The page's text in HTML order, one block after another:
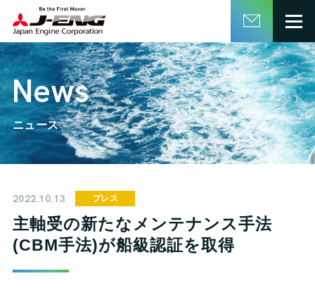
English
News
ニュース
2022.10.13 プレス
主軸受の新たなメンテナンス手法
(CBM手法)が船級認証を取得